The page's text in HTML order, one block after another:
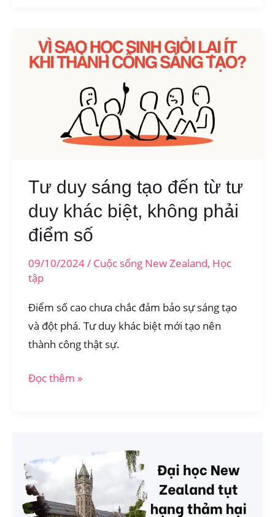
New
Zealand:
Tư duy sáng tạo đến từ tư
duy khác biệt, không phải
điểm số
09/10/2024/ Cuộc sống New Zealand, Học
tập
Điểm số cao chưa chắc đảm bảo sự sáng tạo
và đột phá. Tư duy khác biệt mới tạo nên
thành công thật sự.
Tư
từ
tư
duy
Đọc thêm »